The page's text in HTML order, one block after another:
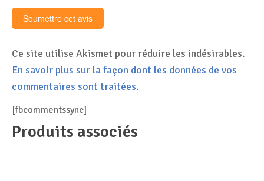
Ce site utilise Akismet pour réduire les indésirables.
En savoir plus sur la façon dont les données de vos
commentaires sont traitées.
[fbcommentssync]
Produits associés